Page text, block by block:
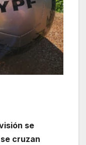
se
cruzan